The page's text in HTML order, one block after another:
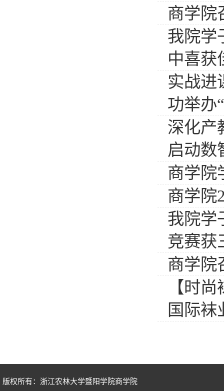
商学院
我院学
中喜获
实战
功举办
深化产
启动数
商学院
商学院
我院学
竞赛获
商学院
【时
国际袜
版权所有：浙江农林大学暨阳学院商学院